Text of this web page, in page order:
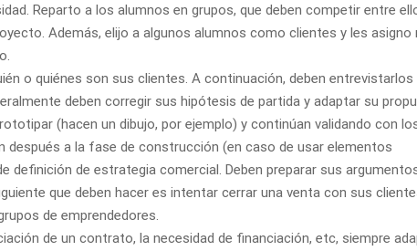
Reparto a los alumnos en grupos, que deben competir entre
Además, elijo a algunos alumnos como clientes y les asigno
o quiénes son sus clientes. A continuación, deben entrevistarlos
deben corregir sus hipótesis de partida y adaptar su
(hacen un dibujo, por ejemplo) y continúan validando con
después a la fase de construcción (en caso de usar elementos
de estrategia comercial. Deben preparar sus
que deben hacer es intentar cerrar una venta con sus
de emprendedores.
de un contrato, la necesidad de financiación, etc, siempre